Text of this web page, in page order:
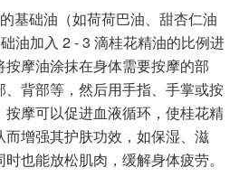
基础油（如荷荷巴油、甜杏仁油
油加入 2 - 3 滴桂花精油的比例进
摩油涂抹在身体需要按摩的部
背部等，然后用手指、手掌或按
摩可以促进血液循环，使桂花精
增强其护肤功效，如保湿、滋
也能放松肌肉，缓解身体疲劳。